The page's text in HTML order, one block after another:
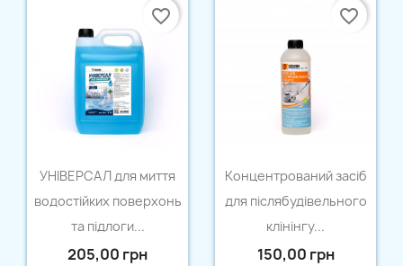
 Швидкий перегляд
УНІВЕРСАЛ для миття
водостійких поверхонь
та підлоги...
205,00 грн
favorite_border
 Швидкий перегляд
Концентрований засіб
для післябудівельного
клінінгу...
150,00 грн
favorite_border